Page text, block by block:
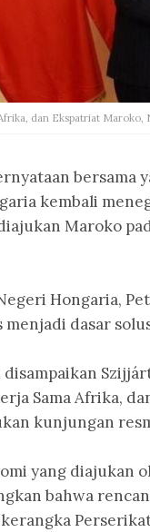
dan Ekspatriat
bersama
kembali
Maroko
Hongaria,
dasar
Sama Afrika,
kunjungan
yang diajukan
bahwa